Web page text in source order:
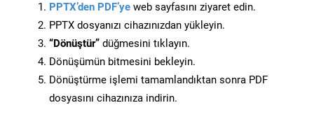
PPTX’den PDF’ye web sayfasını ziyaret edin.
PPTX dosyanızı cihazınızdan yükleyin.
“Dönüştür” düğmesini tıklayın.
Dönüşümün bitmesini bekleyin.
Dönüştürme işlemi tamamlandıktan sonra PDF
dosyasını cihazınıza indirin.